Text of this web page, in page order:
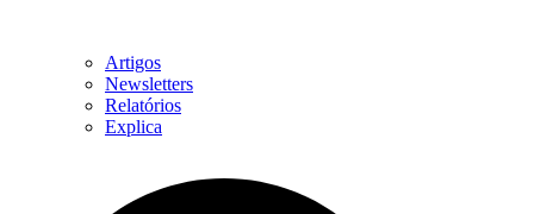
Artigos
Newsletters
Relatórios
Explica